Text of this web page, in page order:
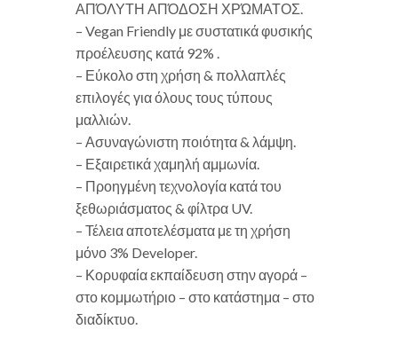
ΑΠΌΛΥΤΗ ΑΠΌΔΟΣΗ ΧΡΏΜΑΤΟΣ.
– Vegan Friendly με συστατικά φυσικής
προέλευσης κατά 92% .
– Εύκολο στη χρήση & πολλαπλές
επιλογές για όλους τους τύπους
μαλλιών.
– Ασυναγώνιστη ποιότητα & λάμψη.
– Εξαιρετικά χαμηλή αμμωνία.
– Προηγμένη τεχνολογία κατά του
ξεθωριάσματος & φίλτρα UV.
– Τέλεια αποτελέσματα με τη χρήση
μόνο 3% Developer.
– Κορυφαία εκπαίδευση στην αγορά –
στο κομμωτήριο – στο κατάστημα – στο
διαδίκτυο.